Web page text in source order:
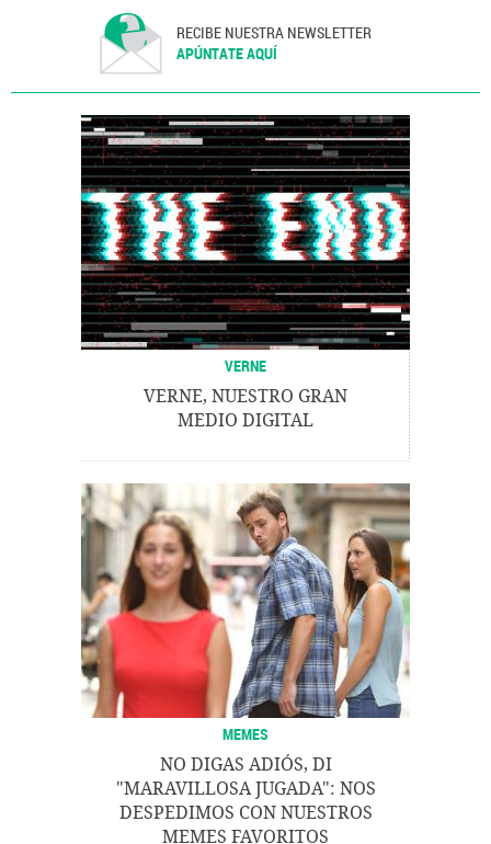
RECIBE NUESTRA NEWSLETTER
APÚNTATE AQUÍ
VERNE
VERNE, NUESTRO GRAN
MEDIO DIGITAL
MEMES
NO DIGAS ADIÓS, DI
"MARAVILLOSA JUGADA": NOS
DESPEDIMOS CON NUESTROS
MEMES FAVORITOS